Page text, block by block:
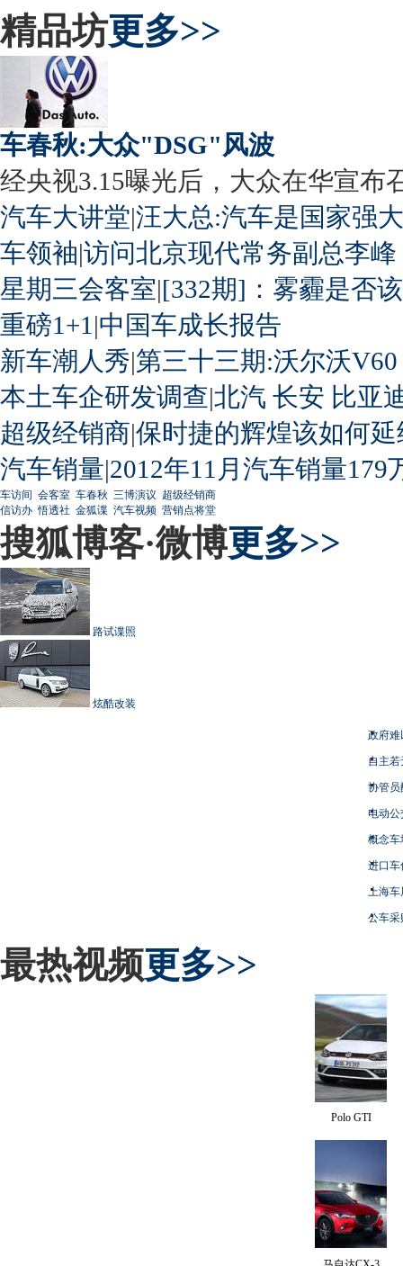
精品坊更多>>
车春秋:大众"DSG"风波
经央视3.15曝光后，大众在华宣布
汽车大讲堂|汪大总:汽车是国家强
车领袖|访问北京现代常务副总李峰
星期三会客室|[332期]：雾霾是否
重磅1+1 |中国车成长报告
新车潮人秀|第三十三期:沃尔沃
本土车企研发调查|北汽 长安 比亚
超级经销商|保时捷的辉煌该如何延
汽车销量|2012年11月汽车销量179
车访间 会客室 车春秋 三博演议 超级经销商
信访办 悟透社 金狐谍 汽车视频 营销点将堂
搜狐博客·微博更多>>
路试谍照
炫酷改装
政府难
自主
协管员
电动
概念车
进口车
上海
公车采
最热视频更多>>
Polo GTI